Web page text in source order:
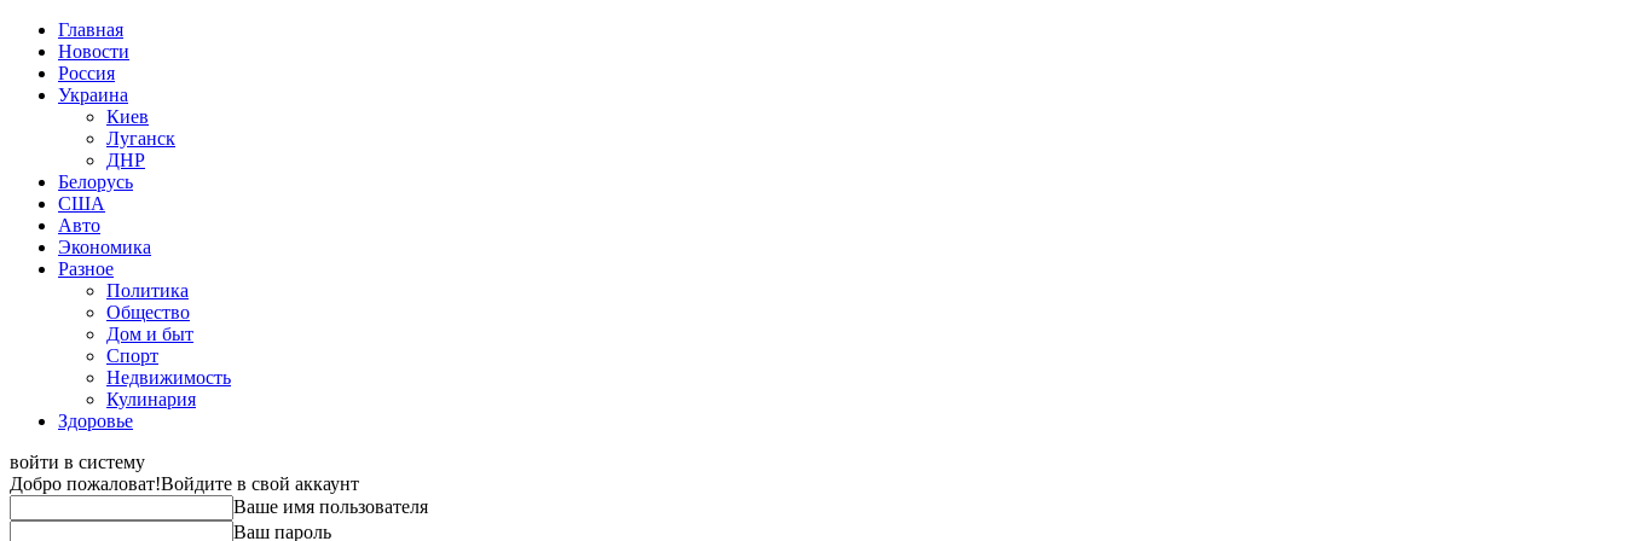
Главная
Новости
Россия
Украина
Киев
Луганск
ДНР
Белорусь
США
Авто
Экономика
Разное
Политика
Общество
Дом и быт
Спорт
Недвижимость
Кулинария
Здоровье
войти в систему
Добро пожаловат!Войдите в свой аккаунт
Ваше имя пользователя
Ваш пароль